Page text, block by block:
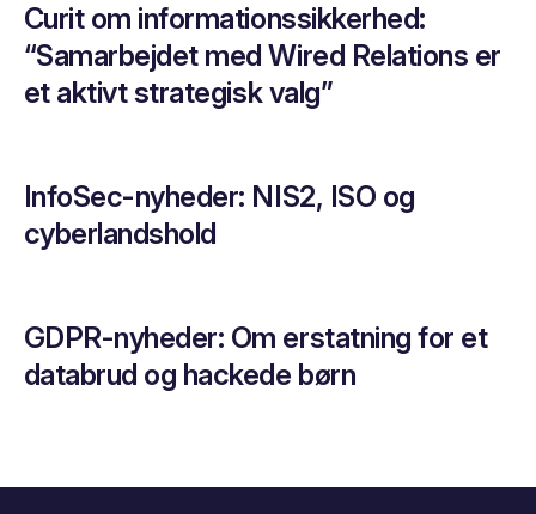
Curit om informationssikkerhed:
“Samarbejdet med Wired Relations er
et aktivt strategisk valg”
InfoSec-nyheder: NIS2, ISO og
cyberlandshold
GDPR-nyheder: Om erstatning for et
databrud og hackede børn